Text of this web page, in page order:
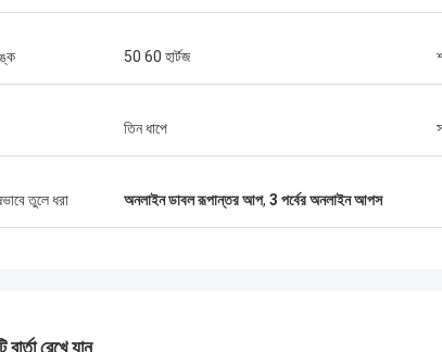
এবং ভাল পরিষেবা সহ, আমি এটির প্রশংসা করি!
50 60 হার্টজ
তিন ধাপে
তুলে ধরা অনলাইন ডাবল রূপান্তর আপ, 3 পর্বের অনলাইন আপস
বার্তা রেখে যান